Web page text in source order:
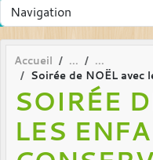
Accueil
Soirée de NOËL avec
SOIRÉE
LES